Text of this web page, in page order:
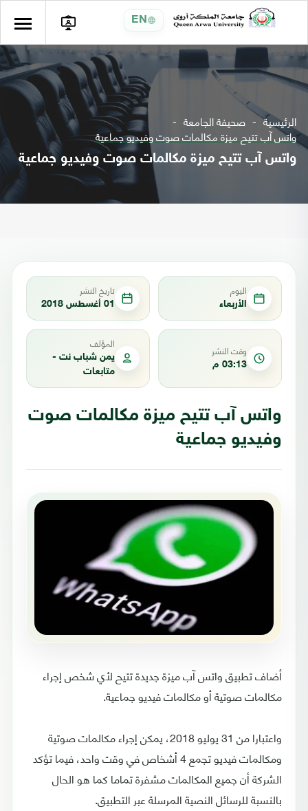
EN
الرئيسية صحيفة الجامعة
واتس آب تتيح ميزة مكالمات صوت وفيديو جماعية
واتس آب تتيح ميزة مكالمات صوت وفيديو جماعية
اليوم
الأربعاء
تاريخ النشر
01 أغسطس 2018
وقت النشر
03:13 م
المؤلف
يمن شباب نت -
متابعات
واتس آب تتيح ميزة مكالمات صوت
وفيديو جماعية
أضاف تطبيق واتس آب ميزة جديدة تتيح لأي شخص إجراء
مكالمات صوتية أو مكالمات فيديو جماعية.
واعتبارا من 31 يوليو 2018، يمكن إجراء مكالمات صوتية
ومكالمات فيديو تجمع 4 أشخاص في وقت واحد، فيما تؤكد
الشركة أن جميع المكالمات مشفرة تماما كما هو الحال
بالنسبة للرسائل النصية المرسلة عبر التطبيق.